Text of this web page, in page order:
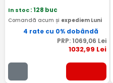
In stoc: 128 buc
Comandă acum și expediem Luni
4 rate cu 0% dobândă
PRP: 1069,06 Lei
1032,99 Lei